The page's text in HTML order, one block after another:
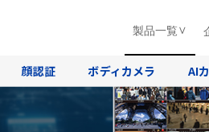
製品一覧
顔認証 ボディカメラ AI